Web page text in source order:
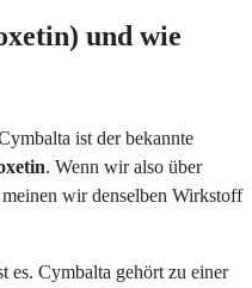
und wie
ist der bekannte
. Wenn wir also über
meinen wir denselben Wirkstoff
es. Cymbalta gehört zu einer